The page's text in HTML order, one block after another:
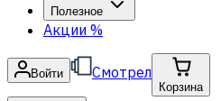
Полезное
Акции %
Войти Смотрел
Корзина